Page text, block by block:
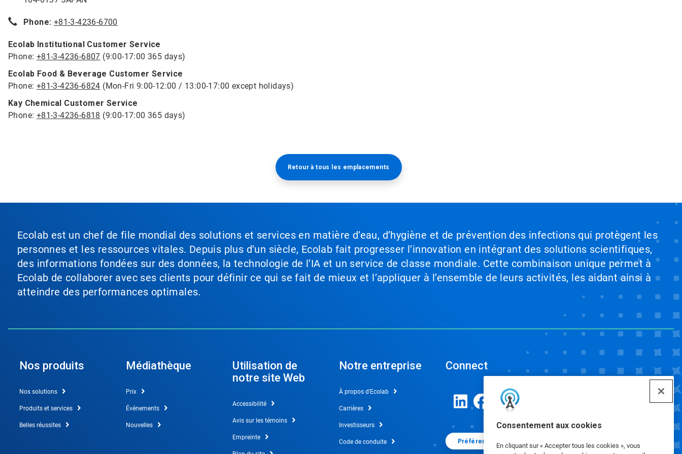
Consentement aux cookies
En cliquant sur « Accepter tous les cookies », vous
Phone: +81-3-4236-6700
Ecolab Institutional Customer Service
Phone: +81-3-4236-6807 (9:00-17:00 365 days)
Ecolab Food & Beverage Customer Service
Phone: +81-3-4236-6824 (Mon-Fri 9:00-12:00 / 13:00-17:00 except holidays)
Kay Chemical Customer Service
Phone: +81-3-4236-6818 (9:00-17:00 365 days)
Retour à tous les emplacements​​​​​​​
Ecolab est un chef de file mondial des solutions et services en matière d’eau, d’hygiène et de prévention des infections qui protègent les
personnes et les ressources vitales. Depuis plus d’un siècle, Ecolab fait progresser l’innovation en intégrant des solutions scientifiques,
des informations fondées sur des données, la technologie de l’IA et un service de classe mondiale. Cette combinaison unique permet à
Ecolab de collaborer avec ses clients pour définir ce qui se fait de mieux et l’appliquer à l’ensemble de leurs activités, les aidant ainsi à
atteindre des performances optimales.
Nos produits
Nos solutions
Produits et services
Belles réussites
Médiathèque
Prix
Événements
Nouvelles
Utilisation de
notre site Web
Accessibilité
Avis sur les témoins
Empreinte
Notre entreprise
À propos d'Ecolab
Carrières
Investisseurs
Code de conduite
Connect
Préférences en matière de cookies